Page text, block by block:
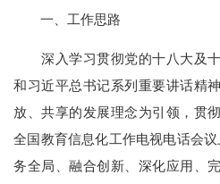
一、工作思路
深入学习贯彻党的十八大及十
和习近平总书记系列重要讲话精
放、共享的发展理念为引领，贯
全国教育信息化工作电视电话会
务全局、融合创新、深化应用、